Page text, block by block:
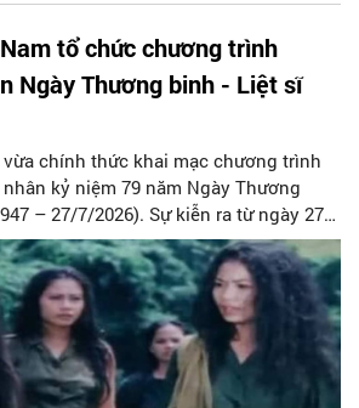
tổ chức chương trình
Ngày Thương binh - Liệt sĩ
vừa chính thức khai mạc chương trình
kỷ niệm 79 năm Ngày Thương
– 27/7/2026). Sự kiễn ra từ ngày 27/7
tại rạp Ngọc Khánh, số 523 Kim Mã,
Nội, sự kiện là hoạt động vô cùng ý
nhớ các Anh hùng liệt sĩ, thương
người có công với cách mạng đã
cống hiến vì độc lập, tự do của Tổ